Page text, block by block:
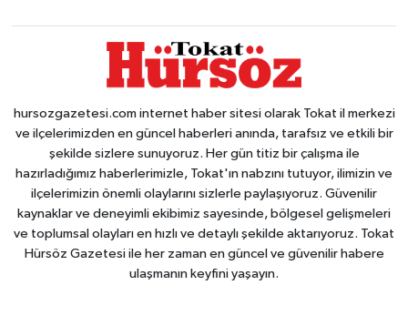
hursozgazetesi.com internet haber sitesi olarak Tokat il merkezi
ve ilçelerimizden en güncel haberleri anında, tarafsız ve etkili bir
şekilde sizlere sunuyoruz. Her gün titiz bir çalışma ile
hazırladığımız haberlerimizle, Tokat'ın nabzını tutuyor, ilimizin ve
ilçelerimizin önemli olaylarını sizlerle paylaşıyoruz. Güvenilir
kaynaklar ve deneyimli ekibimiz sayesinde, bölgesel gelişmeleri
ve toplumsal olayları en hızlı ve detaylı şekilde aktarıyoruz. Tokat
Hürsöz Gazetesi ile her zaman en güncel ve güvenilir habere
ulaşmanın keyfini yaşayın.